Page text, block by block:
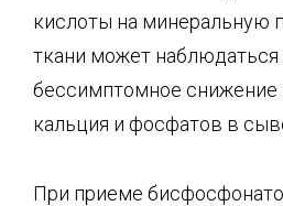
кислоты на минеральную
ткани может наблюдаться
бессимптомное снижение
кальция и фосфатов в
При приеме